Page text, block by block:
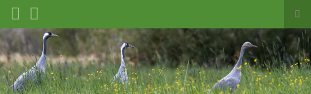
Search for: